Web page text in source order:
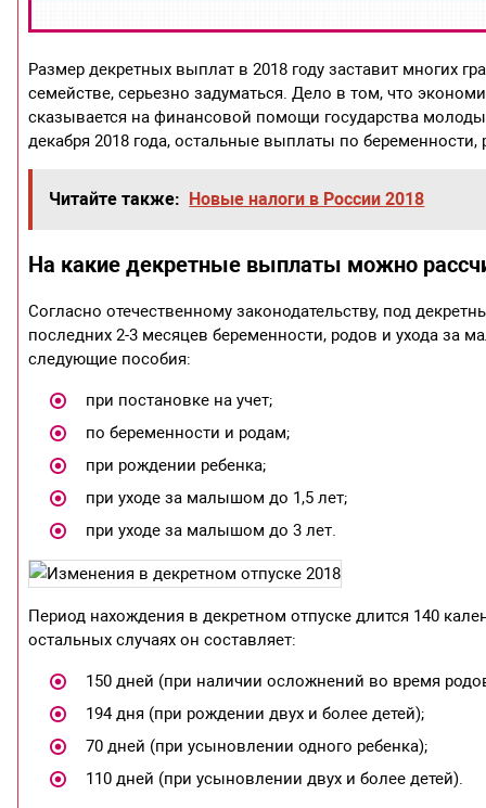
Размер декретных выплат в 2018 году заставит многих
семействе, серьезно задуматься. Дело в том, что
сказывается на финансовой помощи государства
декабря 2018 года, остальные выплаты по
Читайте также: Новые налоги в России 2018
На какие декретные выплаты можно
Согласно отечественному законодательству, под
последних 2-3 месяцев беременности, родов и ухода за
следующие пособия:
при постановке на учет;
по беременности и родам;
при рождении ребенка;
при уходе за малышом до 1,5 лет;
при уходе за малышом до 3 лет.
Период нахождения в декретном отпуске длится 140
остальных случаях он составляет:
150 дней (при наличии осложнений во время
194 дня (при рождении двух и более детей);
70 дней (при усыновлении одного ребенка);
110 дней (при усыновлении двух и более детей).